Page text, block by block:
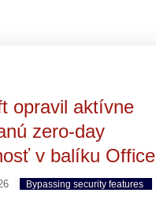
opravil aktívne
zero-day
v balíku Office
Bypassing security features